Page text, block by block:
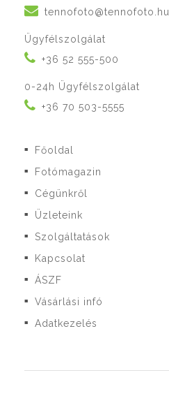
tennofoto@tennofoto.hu
Ügyfélszolgálat
+36 52 555-500
0-24h Ügyfélszolgálat
+36 70 503-5555
■ Főoldal
■ Fotómagazin
■ Cégünkről
■ Üzleteink
■ Szolgáltatások
■ Kapcsolat
■ ÁSZF
■ Vásárlási infó
■ Adatkezelés